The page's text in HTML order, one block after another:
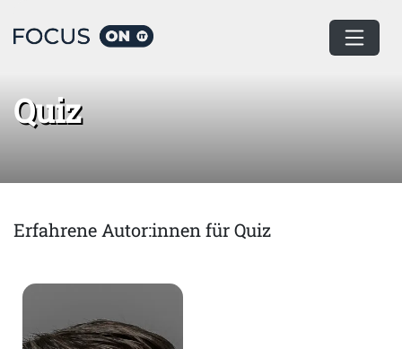
Home Quiz
Quiz
Erfahrene Autor:innen für Quiz